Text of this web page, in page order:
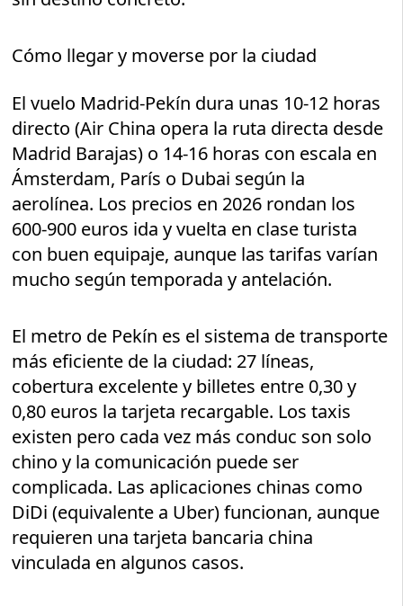
Cómo llegar y moverse por la ciudad
El vuelo Madrid-Pekín dura unas 10-12 horas
directo (Air China opera la ruta directa desde
Madrid Barajas) o 14-16 horas con escala en
Ámsterdam, París o Dubai según la
aerolínea. Los precios en 2026 rondan los
600-900 euros ida y vuelta en clase turista
con buen equipaje, aunque las tarifas varían
mucho según temporada y antelación.
El metro de Pekín es el sistema de transporte
más eficiente de la ciudad: 27 líneas,
cobertura excelente y billetes entre 0,30 y
0,80 euros la tarjeta recargable. Los taxis
existen pero cada vez más conduc son solo
chino y la comunicación puede ser
complicada. Las aplicaciones chinas como
DiDi (equivalente a Uber) funcionan, aunque
requieren una tarjeta bancaria china
vinculada en algunos casos.